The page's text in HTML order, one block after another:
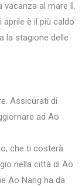
al mare lì.
è il più caldo
la stagione delle
Assicurati di
ad Ao
che ti costerà
nella città di Ao
Ao Nang ha da